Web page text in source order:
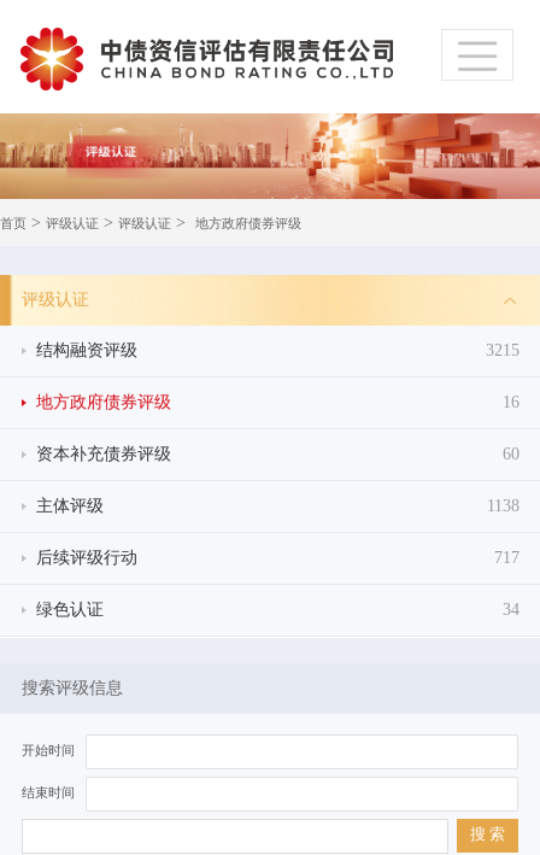
首页 > 评级认证 > 评级认证 > 地方政府债券评级
评级认证
结构融资评级 3215
地方政府债券评级 16
资本补充债券评级 60
主体评级 1138
后续评级行动 717
绿色认证 34
搜索评级信息
开始时间
结束时间
搜 索